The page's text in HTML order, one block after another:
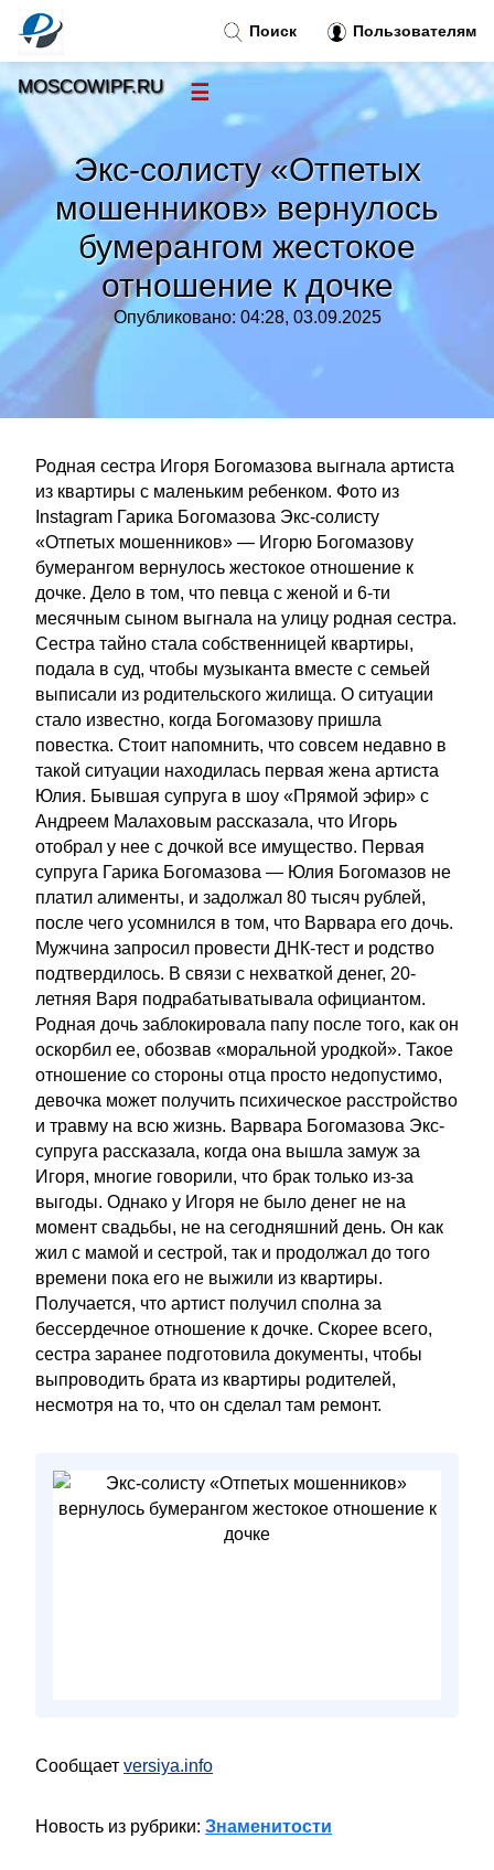
Экс-солисту «Отпетых
мошенников» вернулось
бумерангом жестокое
отношение к дочке
Опубликовано: 04:28, 03.09.2025
Родная сестра Игоря Богомазова выгнала артиста
из квартиры с маленьким ребенком. Фото из
Instagram Гарика Богомазова Экс-солисту
«Отпетых мошенников» — Игорю Богомазову
бумерангом вернулось жестокое отношение к
дочке. Дело в том, что певца с женой и 6-ти
месячным сыном выгнала на улицу родная сестра.
Сестра тайно стала собственницей квартиры,
подала в суд, чтобы музыканта вместе с семьей
выписали из родительского жилища. О ситуации
стало известно, когда Богомазову пришла
повестка. Стоит напомнить, что совсем недавно в
такой ситуации находилась первая жена артиста
Юлия. Бывшая супруга в шоу «Прямой эфир» с
Андреем Малаховым рассказала, что Игорь
отобрал у нее с дочкой все имущество. Первая
супруга Гарика Богомазова — Юлия Богомазов не
платил алименты, и задолжал 80 тысяч рублей,
после чего усомнился в том, что Варвара его дочь.
Мужчина запросил провести ДНК-тест и родство
подтвердилось. В связи с нехваткой денег, 20-
летняя Варя подрабатыватывала официантом.
Родная дочь заблокировала папу после того, как он
оскорбил ее, обозвав «моральной уродкой». Такое
отношение со стороны отца просто недопустимо,
девочка может получить психическое расстройство
и травму на всю жизнь. Варвара Богомазова Экс-
супруга рассказала, когда она вышла замуж за
Игоря, многие говорили, что брак только из-за
выгоды. Однако у Игоря не было денег не на
момент свадьбы, не на сегодняшний день. Он как
жил с мамой и сестрой, так и продолжал до того
времени пока его не выжили из квартиры.
Получается, что артист получил сполна за
бессердечное отношение к дочке. Скорее всего,
сестра заранее подготовила документы, чтобы
выпроводить брата из квартиры родителей,
несмотря на то, что он сделал там ремонт.
Сообщает versiya.info
Новость из рубрики: Знаменитости
Поиск Пользователям
MOSCOWIPF.RU ☰
Тренды новостей»
Рубрики»
Правила »